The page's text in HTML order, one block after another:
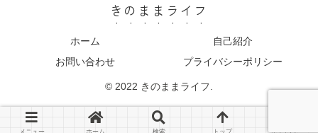
きのままライフ
ホーム
自己紹介
お問い合わせ
プライバシーポリシー
© 2022 きのままライフ.
メニュー ホーム 検索 トップ サイドバー